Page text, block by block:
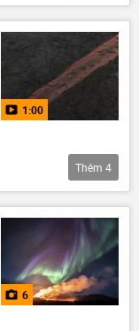
1:00
Thêm 4
6